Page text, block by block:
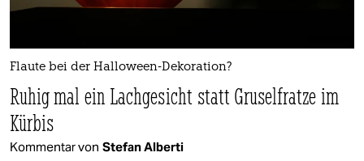
Flaute bei der Halloween-Dekoration?
Ruhig mal ein Lachgesicht statt Gruselfratze im
Kürbis
Kommentar von Stefan Alberti